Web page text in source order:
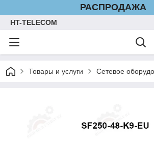
РАСПРОДАЖА
HT-TELECOM
Товары и услуги Сетевое